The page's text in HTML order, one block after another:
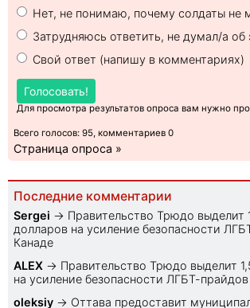
Нет, не понимаю, почему солдаты не
Затрудняюсь ответить, не думал/а об
Свой ответ (напишу в комментариях)
Голосовать!
Для просмотра результатов опроса вам нужно
Всего голосов: 95, комментариев 0
Страница опроса »
Последние комментарии
Sеrgei → Правительство Трюдо выделит
долларов на усиление безопасности
Канаде
ALEX → Правительство Трюдо выделит
на усиление безопасности ЛГБТ-
oleksiy → Оттава предоставит